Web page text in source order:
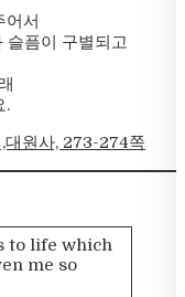
어서
슬픔이 구별되고
.
대원사, 273-274쪽
to life which
me so